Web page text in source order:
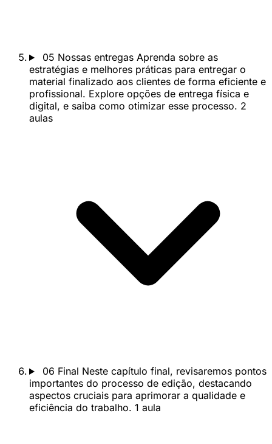
05 Nossas entregas Aprenda sobre as
estratégias e melhores práticas para entregar o
material finalizado aos clientes de forma eficiente e
profissional. Explore opções de entrega física e
digital, e saiba como otimizar esse processo. 2
aulas
06 Final Neste capítulo final, revisaremos pontos
importantes do processo de edição, destacando
aspectos cruciais para aprimorar a qualidade e
eficiência do trabalho. 1 aula